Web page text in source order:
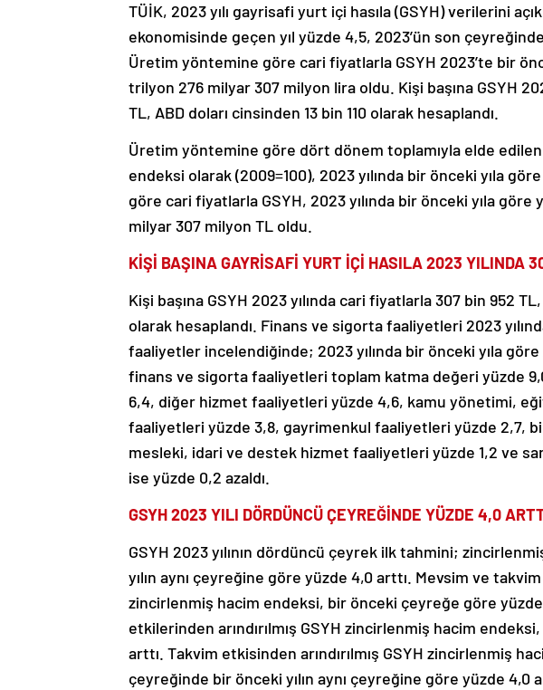
TÜİK, 2023 yılı gayrisafi yurt içi hasıla (GSYH) verilerini
ekonomisinde geçen yıl yüzde 4,5, 2023’ün son
Üretim yöntemine göre cari fiyatlarla GSYH 2023’te bir
trilyon 276 milyar 307 milyon lira oldu. Kişi başına GSYH
TL, ABD doları cinsinden 13 bin 110 olarak hesaplandı.
Üretim yöntemine göre dört dönem toplamıyla elde edilen
endeksi olarak (2009=100), 2023 yılında bir önceki yıla
göre cari fiyatlarla GSYH, 2023 yılında bir önceki yıla
milyar 307 milyon TL oldu.
KİŞİ BAŞINA GAYRİSAFİ YURT İÇİ HASILA 2023 YILINDA
Kişi başına GSYH 2023 yılında cari fiyatlarla 307 bin 952
olarak hesaplandı. Finans ve sigorta faaliyetleri 2023
faaliyetler incelendiğinde; 2023 yılında bir önceki yıla
finans ve sigorta faaliyetleri toplam katma değeri yüzde
6,4, diğer hizmet faaliyetleri yüzde 4,6, kamu yönetimi,
faaliyetleri yüzde 3,8, gayrimenkul faaliyetleri yüzde 2,7,
mesleki, idari ve destek hizmet faaliyetleri yüzde 1,2 ve
ise yüzde 0,2 azaldı.
GSYH 2023 YILI DÖRDÜNCÜ ÇEYREĞİNDE YÜZDE 4,0
GSYH 2023 yılının dördüncü çeyrek ilk tahmini;
yılın aynı çeyreğine göre yüzde 4,0 arttı. Mevsim ve takvim
zincirlenmiş hacim endeksi, bir önceki çeyreğe göre
etkilerinden arındırılmış GSYH zincirlenmiş hacim
arttı. Takvim etkisinden arındırılmış GSYH zincirlenmiş
çeyreğinde bir önceki yılın aynı çeyreğine göre yüzde 4,0